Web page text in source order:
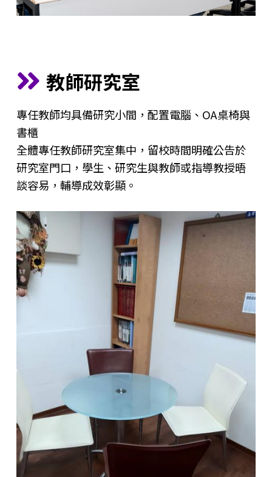
教師研究室
專任教師均具備研究小間，配置電腦、OA桌椅與
書櫃
全體專任教師研究室集中，留校時間明確公告於
研究室門口，學生、研究生與教師或指導教授晤
談容易，輔導成效彰顯。